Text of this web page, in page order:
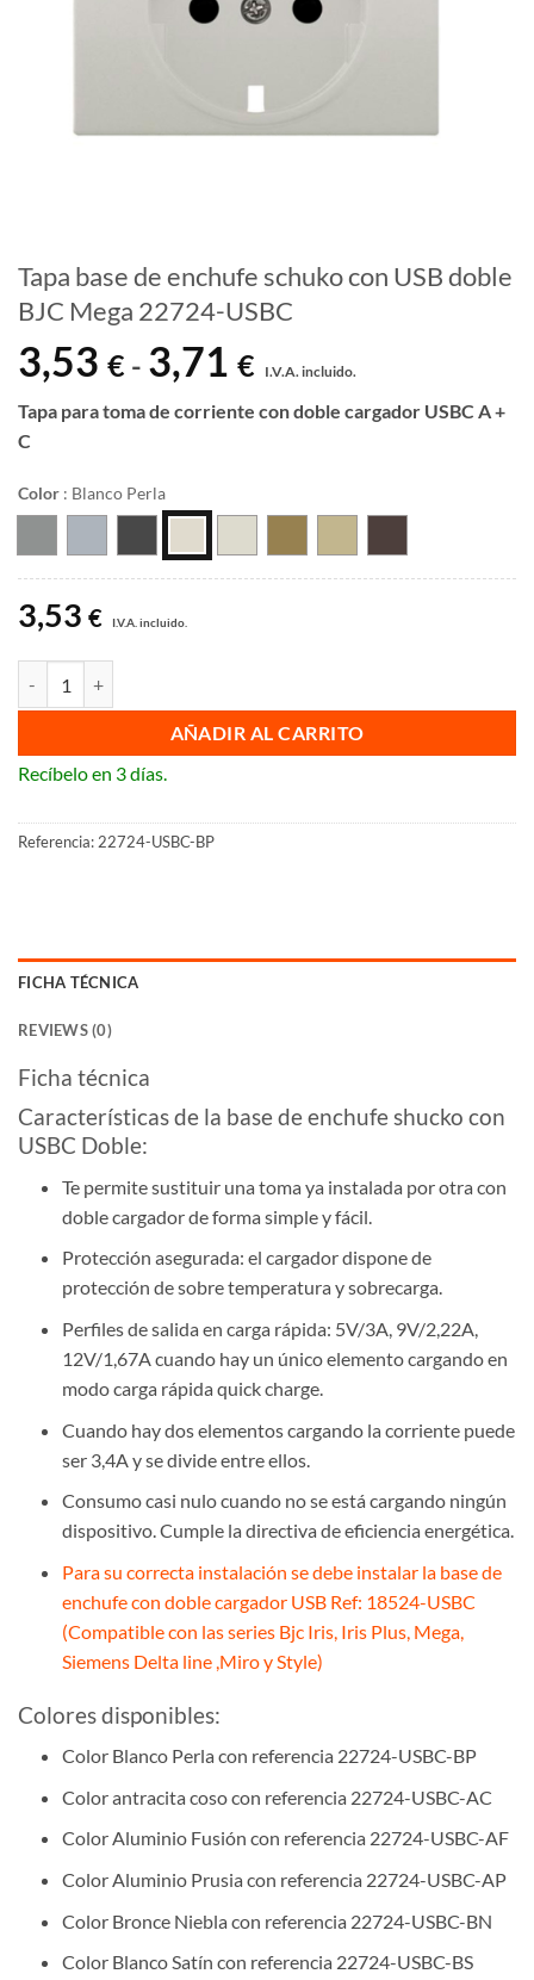
Tapa base de enchufe schuko con USB doble
BJC Mega 22724-USBC
3,53 € - 3,71 €
de
precios:
3,71 €
I.V.A. incluido.
Tapa para toma de corriente con doble cargador USBC A +
C
Color : Blanco Perla
3,53 € I.V.A. incluido.
AÑADIR AL CARRITO
Recíbelo en 3 días.
Referencia: 22724-USBC-BP
FICHA TÉCNICA
REVIEWS (0)
Ficha técnica
Características de la base de enchufe shucko con
USBC Doble:
Te permite sustituir una toma ya instalada por otra con
doble cargador de forma simple y fácil.
Protección asegurada: el cargador dispone de
protección de sobre temperatura y sobrecarga.
Perfiles de salida en carga rápida: 5V/3A, 9V/2,22A,
12V/1,67A cuando hay un único elemento cargando en
modo carga rápida quick charge.
Cuando hay dos elementos cargando la corriente puede
ser 3,4A y se divide entre ellos.
Consumo casi nulo cuando no se está cargando ningún
dispositivo. Cumple la directiva de eficiencia energética.
Para su correcta instalación se debe instalar la base de
enchufe con doble cargador USB Ref: 18524-USBC
(Compatible con las series Bjc Iris, Iris Plus, Mega,
Siemens Delta line ,Miro y Style)
Colores disponibles:
Color Blanco Perla con referencia 22724-USBC-BP
Color antracita coso con referencia 22724-USBC-AC
Color Aluminio Fusión con referencia 22724-USBC-AF
Color Aluminio Prusia con referencia 22724-USBC-AP
Color Bronce Niebla con referencia 22724-USBC-BN
Color Blanco Satín con referencia 22724-USBC-BS